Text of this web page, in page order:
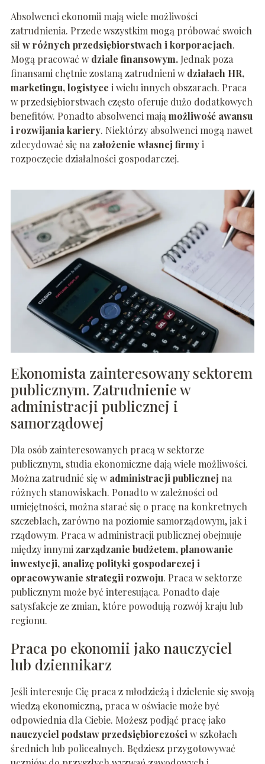
Absolwenci ekonomii mają wiele możliwości
zatrudnienia. Przede wszystkim mogą próbować swoich
siłw różnych przedsiębiorstwach i korporacjach.
Mogą pracować w dziale finansowym.Jednak poza
finansami chętnie zostaną zatrudnieni w działach HR,
marketingu, logistyce i wielu innych obszarach. Praca
w przedsiębiorstwach często oferuje dużo dodatkowych
benefitów. Ponadto absolwenci mają możliwość awansu
i rozwijania kariery. Niektórzy absolwenci mogą nawet
zdecydować się na założenie własnej firmyi
rozpoczęcie działalności gospodarczej.
Ekonomista zainteresowany sektorem
publicznym. Zatrudnienie w
administracji publicznej i
samorządowej
Dla osób zainteresowanych pracą w sektorze
publicznym, studia ekonomiczne dają wiele możliwości.
Można zatrudnić się wadministracji publicznej na
różnych stanowiskach. Ponadto w zależności od
umiejętności, można starać się o pracę na konkretnych
szczeblach, zarówno na poziomie samorządowym, jak i
rządowym. Praca w administracji publicznej obejmuje
między innymi zarządzanie budżetem, planowanie
inwestycji, analizę polityki gospodarczej i
opracowywanie strategii rozwoju. Praca w sektorze
publicznym może być interesująca. Ponadto daje
satysfakcje ze zmian, które powodują rozwój kraju lub
regionu.
Praca po ekonomii jako nauczyciel
lub dziennikarz
Jeśli interesuje Cię praca z młodzieżą i dzielenie się swoją
wiedzą ekonomiczną, praca w oświacie może być
odpowiednia dla Ciebie. Możesz podjąć pracę jako
nauczyciel podstaw przedsiębiorczości w szkołach
średnich lub policealnych. Będziesz przygotowywać